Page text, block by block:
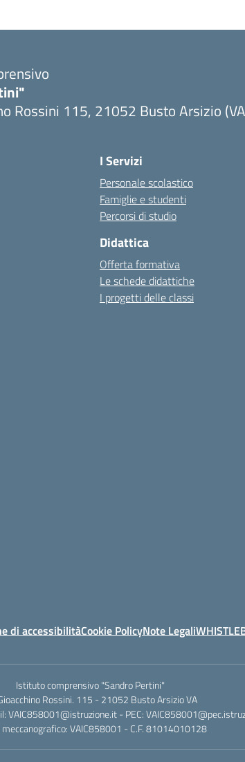
Rossini 115, 21052 Busto Arsizio
I Servizi
Personale scolastico
Famiglie e studenti
Percorsi di studio
Didattica
Offerta formativa
Le schede didattiche
I progetti delle classi
di accessibilitàCookie PolicyNote Legali
Istituto comprensivo "Sandro Pertini"
Rossini. 115 - 21052 Busto Arsizio VA
VAIC858001@istruzione.it - PEC:
meccanografico: VAIC858001 - C.F. 81014010128